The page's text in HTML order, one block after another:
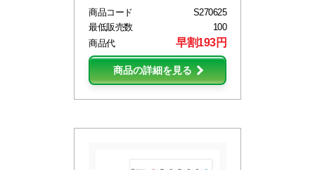
商品コード
S270625
最低販売数
100
商品代
早割193円
商品の詳細を見る